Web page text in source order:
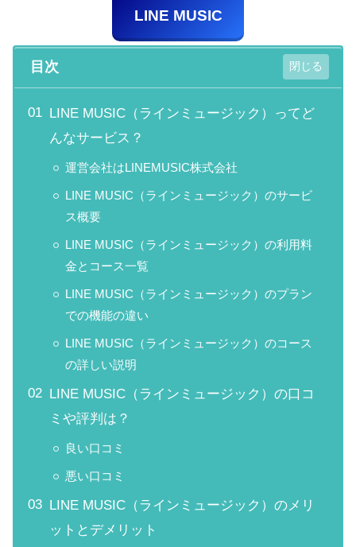
LINE MUSIC
目次
LINE MUSIC（ラインミュージック）ってど
んなサービス？
運営会社はLINEMUSIC株式会社
LINE MUSIC（ラインミュージック）のサービ
ス概要
LINE MUSIC（ラインミュージック）の利用料
金とコース一覧
LINE MUSIC（ラインミュージック）のプラン
での機能の違い
LINE MUSIC（ラインミュージック）のコース
の詳しい説明
LINE MUSIC（ラインミュージック）の口コ
ミや評判は？
良い口コミ
悪い口コミ
LINE MUSIC（ラインミュージック）のメリ
ットとデメリット